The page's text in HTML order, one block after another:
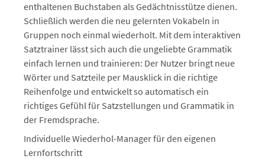
enthaltenen Buchstaben als Gedächtnisstütze dienen.
Schließlich werden die neu gelernten Vokabeln in
Gruppen noch einmal wiederholt. Mit dem interaktiven
Satztrainer lässt sich auch die ungeliebte Grammatik
einfach lernen und trainieren: Der Nutzer bringt neue
Wörter und Satzteile per Mausklick in die richtige
Reihenfolge und entwickelt so automatisch ein
richtiges Gefühl für Satzstellungen und Grammatik in
der Fremdsprache.
Individuelle Wiederhol-Manager für den eigenen
Lernfortschritt